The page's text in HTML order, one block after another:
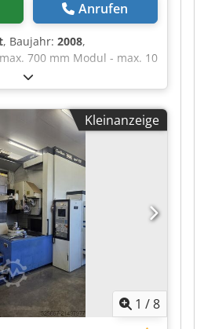
Anrufen
, Baujahr: 2008,
700 mm Modul - max. 10
530 mm
1/min Achsabstand 50 -
4.000 kg Axialweg 1.000
300 mm
+ / - 45 Grad
Spindeldrehzahlen 3.500
320 mm
80 kW
25,00 t Crodpfx Ajyv
Kleinanzeige
1 /8